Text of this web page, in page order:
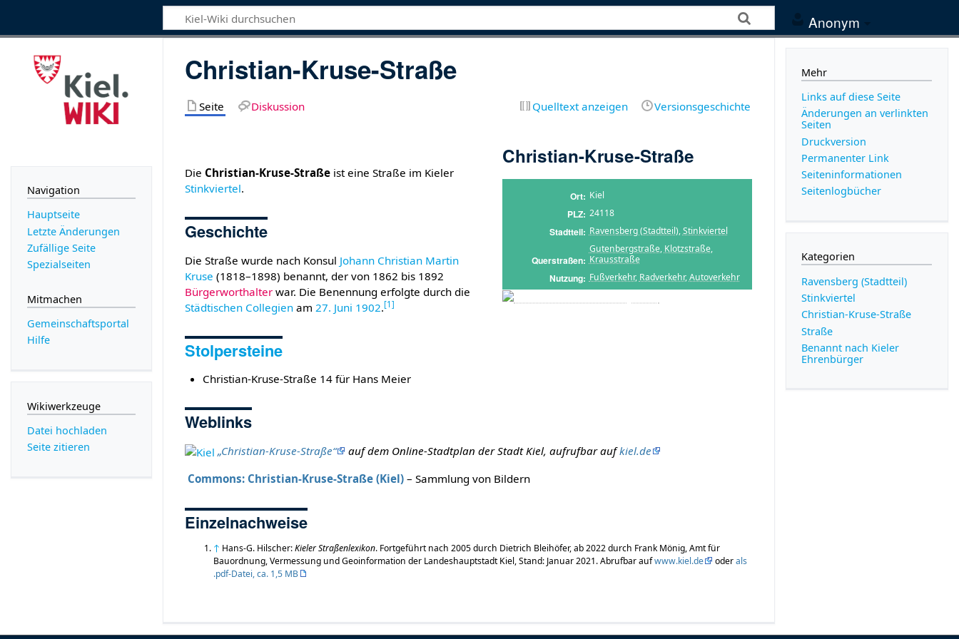
Anonym
Christian-Kruse-Straße
Seite Diskussion Quelltext anzeigen Versionsgeschichte
Christian-Kruse-Straße
Ort Kiel
PLZ 24118
Stadtteil Ravensberg (Stadtteil),Stinkviertel
Querstraßen
Gutenbergstraße, Klotzstraße,
Krausstraße
Nutzung Fußverkehr, Radverkehr,Autoverkehr
Die Christian-Kruse-Straße ist eine Straße im Kieler
Stinkviertel.
Geschichte
Die Straße wurde nach Konsul Johann Christian Martin
Kruse (1818–1898) benannt, der von 1862 bis 1892
Bürgerworthalter war. Die Benennung erfolgte durch die
Städtischen Collegien am 27. Juni 1902.[1]
Stolpersteine
Christian-Kruse-Straße 14 für Hans Meier
Weblinks
„Christian-Kruse-Straße“ auf dem Online-Stadtplan der Stadt Kiel, aufrufbar aufkiel.de
Commons: Christian-Kruse-Straße (Kiel) – Sammlung von Bildern
Einzelnachweise
↑ Hans-G. Hilscher:Kieler Straßenlexikon. Fortgeführt nach 2005 durch Dietrich Bleihöfer, ab 2022 durch Frank Mönig, Amt für
Bauordnung, Vermessung und Geoinformation der Landeshauptstadt Kiel, Stand: Januar 2021. Abrufbar aufwww.kiel.de oderals
.pdf-Datei, ca. 1,5 MB
Navigation
Hauptseite
Letzte Änderungen
Zufällige Seite
Spezialseiten
Mitmachen
Gemeinschafts­portal
Hilfe
Wikiwerkzeuge
Datei hochladen
Seite zitieren
Mehr
Links auf diese Seite
Änderungen an verlinkten
Seiten
Druckversion
Permanenter Link
Seiten­­informationen
Seitenlogbücher
Kategorien
Ravensberg (Stadtteil)
Stinkviertel
Christian-Kruse-Straße
Straße
Benannt nach Kieler
Ehrenbürger